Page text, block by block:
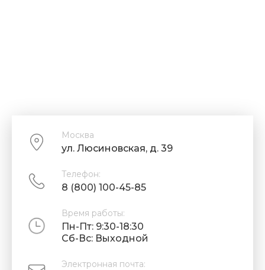
Москва
ул. Люсиновская, д. 39
Телефон:
8 (800) 100-45-85
Время работы:
Пн-Пт: 9:30-18:30
Cб-Вс: Выходной
Электронная почта: